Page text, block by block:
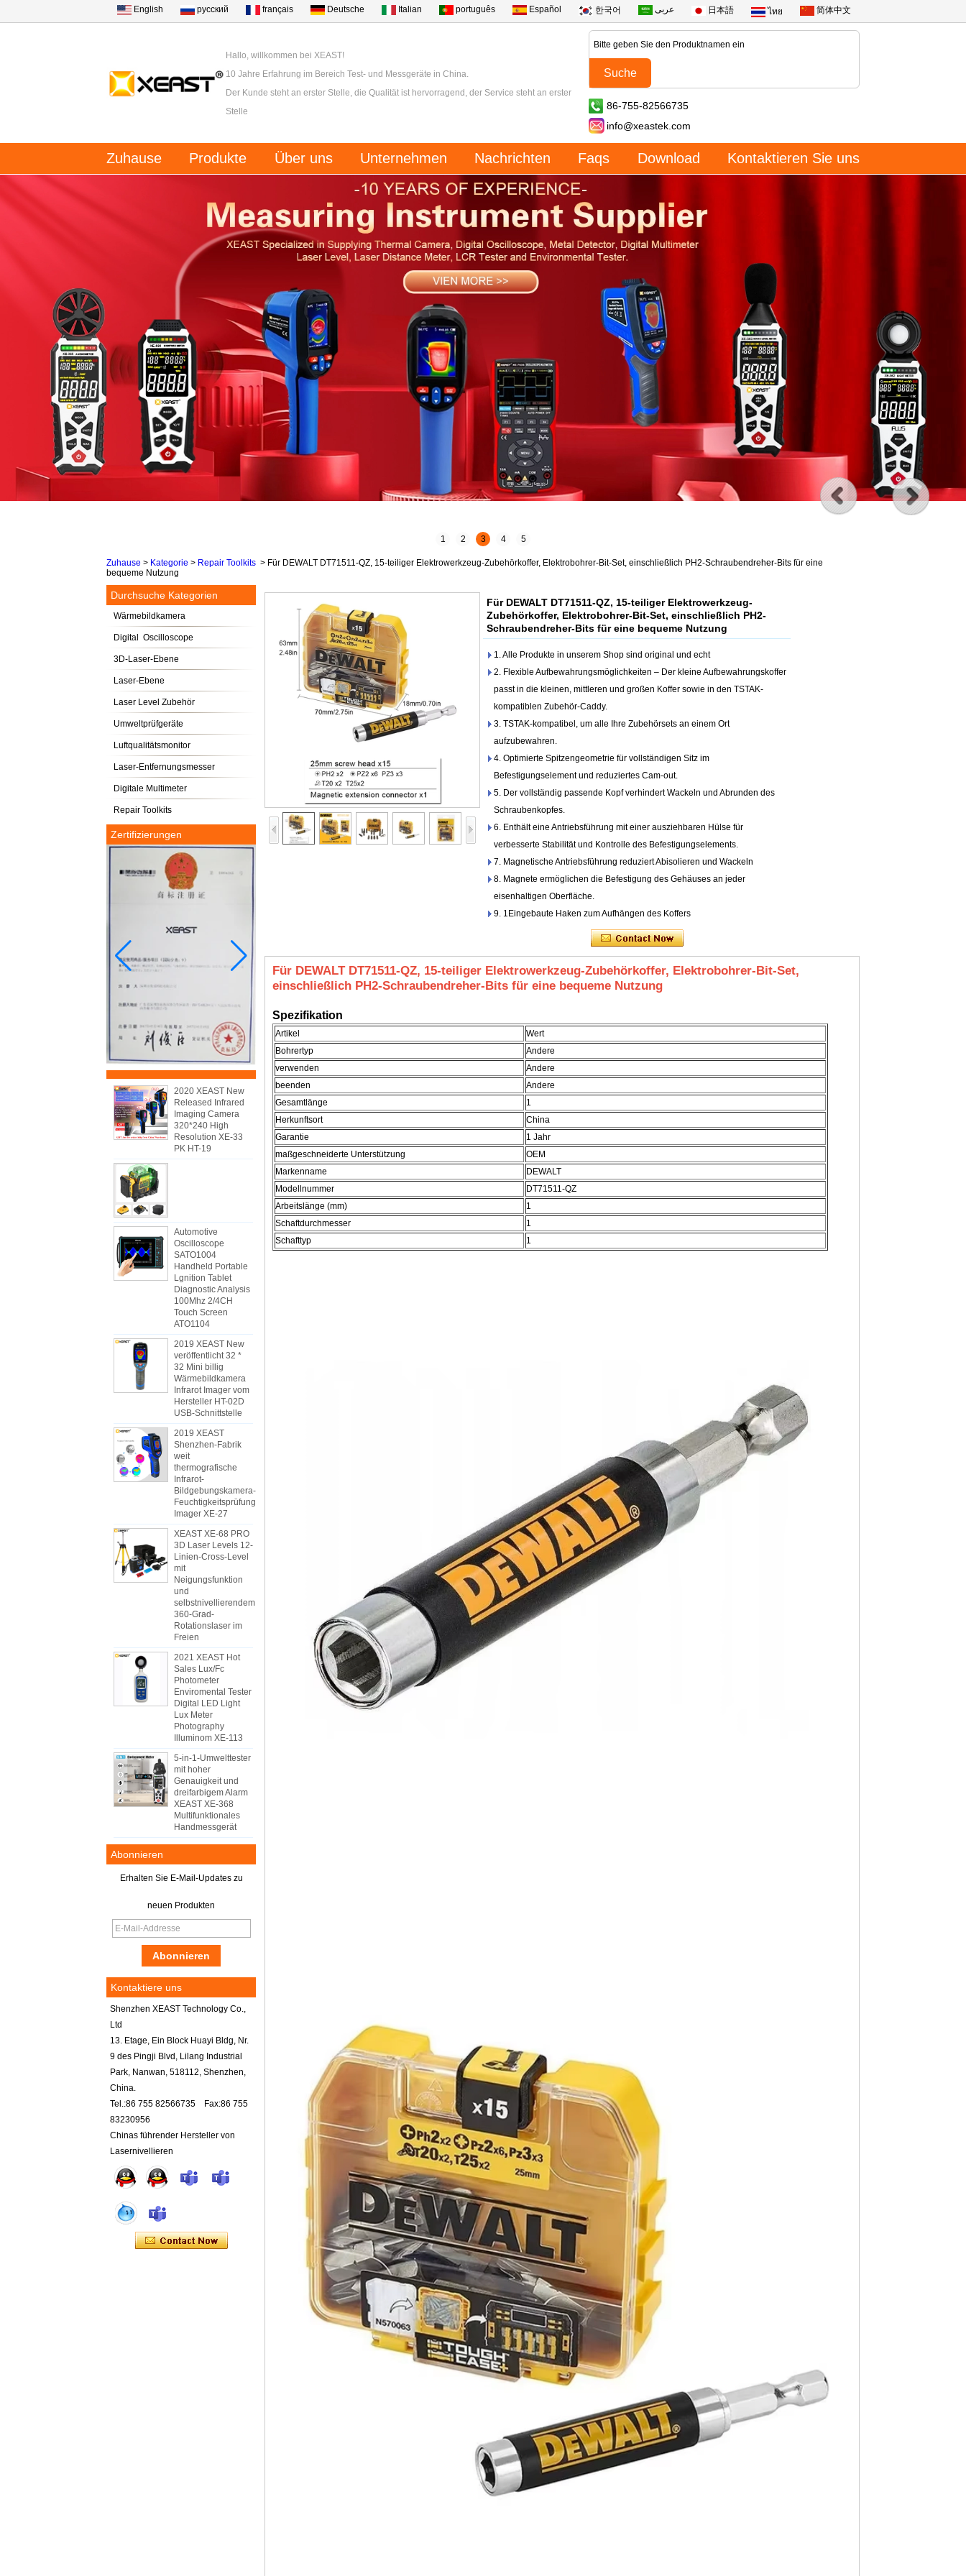
English русский français Deutsche Italian português Español 한국어 عربى 日本語 ไทย 简体中文
Hallo, willkommen bei XEAST!
10 Jahre Erfahrung im Bereich Test- und Messgeräte in China.
Der Kunde steht an erster Stelle, die Qualität ist hervorragend, der Service steht an erster
Stelle
86-755-82566735
info@xeastek.com
Zuhause Produkte Über uns Unternehmen Nachrichten Faqs Download Kontaktieren Sie uns
1 2 3 4 5
Zuhause > Kategorie > Repair Toolkits > Für DEWALT DT71511-QZ, 15-teiliger Elektrowerkzeug-Zubehörkoffer, Elektrobohrer-Bit-Set, einschließlich PH2-Schraubendreher-Bits für eine
bequeme Nutzung
Durchsuche Kategorien
Wärmebildkamera
Digital Oscilloscope
3D-Laser-Ebene
Laser-Ebene
Laser Level Zubehör
Umweltprüfgeräte
Luftqualitätsmonitor
Laser-Entfernungsmesser
Digitale Multimeter
Repair Toolkits
Zertifizierungen
2020 XEAST New
Released Infrared
Imaging Camera
320*240 High
Resolution XE-33
PK HT-19
Automotive
Oscilloscope
SATO1004
Handheld Portable
Lgnition Tablet
Diagnostic Analysis
100Mhz 2/4CH
Touch Screen
ATO1104
2019 XEAST New
veröffentlicht 32 *
32 Mini billig
Wärmebildkamera
Infrarot Imager vom
Hersteller HT-02D
USB-Schnittstelle
2019 XEAST
Shenzhen-Fabrik
weit
thermografische
Infrarot-
Bildgebungskamera-
Feuchtigkeitsprüfung
Imager XE-27
XEAST XE-68 PRO
3D Laser Levels 12-
Linien-Cross-Level
mit
Neigungsfunktion
und
selbstnivellierendem
360-Grad-
Rotationslaser im
Freien
2021 XEAST Hot
Sales Lux/Fc
Photometer
Enviromental Tester
Digital LED Light
Lux Meter
Photography
Illuminom XE-113
5-in-1-Umwelttester
mit hoher
Genauigkeit und
dreifarbigem Alarm
XEAST XE-368
Multifunktionales
Handmessgerät
Abonnieren
Erhalten Sie E-Mail-Updates zu
neuen Produkten
Kontaktiere uns
Shenzhen XEAST Technology Co.,
Ltd
13. Etage, Ein Block Huayi Bldg, Nr.
9 des Pingji Blvd, Lilang Industrial
Park, Nanwan, 518112, Shenzhen,
China.
Tel.:86 755 82566735 Fax:86 755
83230956
Chinas führender Hersteller von
Lasernivellieren
Für DEWALT DT71511-QZ, 15-teiliger Elektrowerkzeug-
Zubehörkoffer, Elektrobohrer-Bit-Set, einschließlich PH2-
Schraubendreher-Bits für eine bequeme Nutzung
1. Alle Produkte in unserem Shop sind original und echt
2. Flexible Aufbewahrungsmöglichkeiten – Der kleine Aufbewahrungskoffer
passt in die kleinen, mittleren und großen Koffer sowie in den TSTAK-
kompatiblen Zubehör-Caddy.
3. TSTAK-kompatibel, um alle Ihre Zubehörsets an einem Ort
aufzubewahren.
4. Optimierte Spitzengeometrie für vollständigen Sitz im
Befestigungselement und reduziertes Cam-out.
5. Der vollständig passende Kopf verhindert Wackeln und Abrunden des
Schraubenkopfes.
6. Enthält eine Antriebsführung mit einer ausziehbaren Hülse für
verbesserte Stabilität und Kontrolle des Befestigungselements.
7. Magnetische Antriebsführung reduziert Abisolieren und Wackeln
8. Magnete ermöglichen die Befestigung des Gehäuses an jeder
eisenhaltigen Oberfläche.
9. 1Eingebaute Haken zum Aufhängen des Koffers
Für DEWALT DT71511-QZ, 15-teiliger Elektrowerkzeug-Zubehörkoffer, Elektrobohrer-Bit-Set,
einschließlich PH2-Schraubendreher-Bits für eine bequeme Nutzung
Spezifikation
Artikel
Wert
Bohrertyp
Andere
verwenden
Andere
beenden
Andere
Gesamtlänge
1
Herkunftsort
China
Garantie
1 Jahr
maßgeschneiderte Unterstützung
OEM
Markenname
DEWALT
Modellnummer
DT71511-QZ
Arbeitslänge (mm)
1
Schaftdurchmesser
1
Schafttyp
1